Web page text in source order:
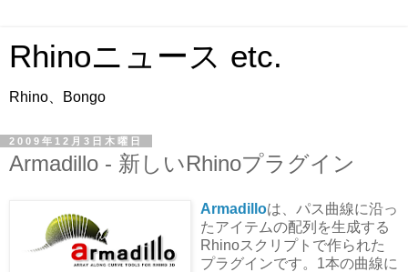
Rhinoニュース etc.
Rhino、Bongo
2009年12月3日木曜日
Armadillo - 新しいRhinoプラグイン
Armadilloは、パス曲線に沿っ
たアイテムの配列を生成する
Rhinoスクリプトで作られた
プラグインです。1本の曲線に